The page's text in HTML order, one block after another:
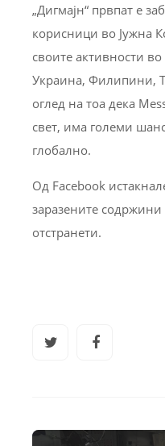
„Дигмајн“ првпат е
корисници во Јужна
своите активности
Украина, Филипини,
оглед на тоа дека
свет, има големи
глобално.
Од Facebook
заразените содржини
отстранети.